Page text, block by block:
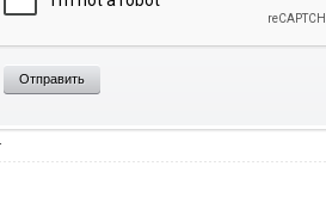
Отправить